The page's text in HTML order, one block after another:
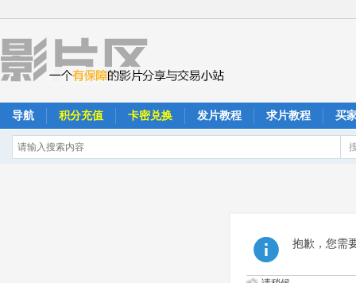
导航 积分充值 卡密兑换 发片教程 求片教程 买
抱歉，您需